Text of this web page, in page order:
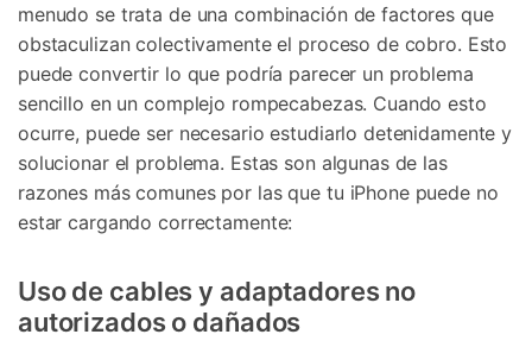
menudo se trata de una combinación de factores que
obstaculizan colectivamente el proceso de cobro. Esto
puede convertir lo que podría parecer un problema
sencillo en un complejo rompecabezas. Cuando esto
ocurre, puede ser necesario estudiarlo detenidamente y
solucionar el problema. Estas son algunas de las
razones más comunes por las que tu iPhone puede no
estar cargando correctamente:
Uso de cables y adaptadores no
autorizados o dañados